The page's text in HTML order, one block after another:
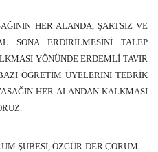
HER ALANDA, ŞARTSIZ VE
SONA ERDİRİLMESİNİ TALEP
YÖNÜNDE ERDEMLİ TAVIR
ÖĞRETİM ÜYELERİNİ TEBRİK
HER ALANDAN KALKMASI
ŞUBESİ, ÖZGÜR-DER ÇORUM